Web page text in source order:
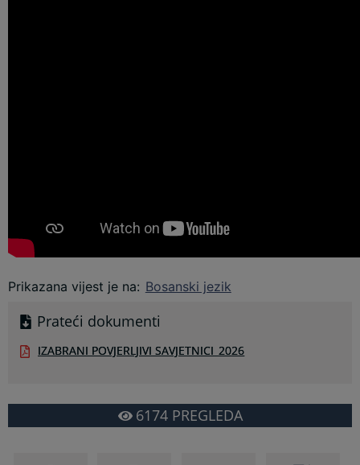
Prikazana vijest je na: Bosanski jezik
Prateći dokumenti
IZABRANI POVJERLJIVI SAVJETNICI_2026
6174PREGLEDA